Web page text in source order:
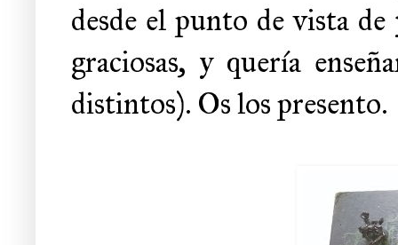
desde el punto de vista de
graciosas, y quería
distintos). Os los presento.